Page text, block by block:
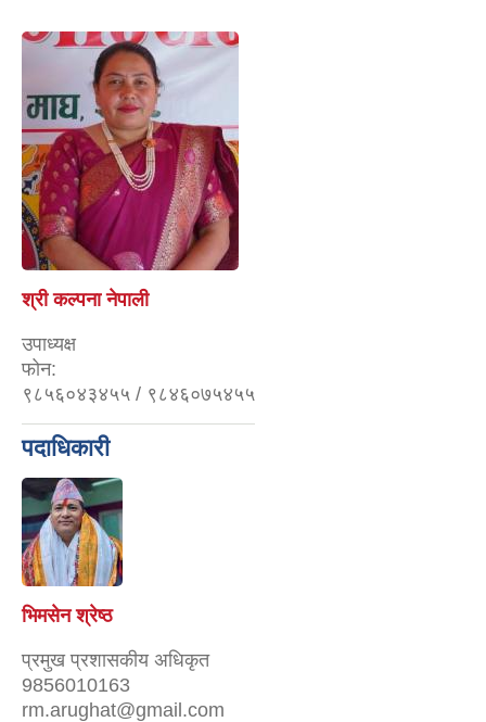
श्री कल्पना नेपाली
उपाध्यक्ष
फोन:
९८५६०४३४५५ / ९८४६०७५४५५
पदाधिकारी
भिमसेन श्रेष्ठ
प्रमुख प्रशासकीय अधिकृत
9856010163
rm.arughat@gmail.com